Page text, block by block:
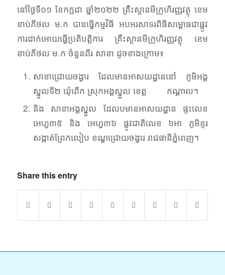
នៅថ្ងៃទី០១ ខែកក្កដា ឆ្នាំ២០២២ គ្រឹះស្ថានមីក្រូហិរញ្ញវត្ថុ ខេម
ខាប់ភីថល ម.ក បានធ្វើកម្មវិធី អបអរសាទរពិធីសម្ពោធជាផ្លូវ
ការដាក់អោយធ្វើប្រតិបត្តិការ គ្រឹះស្ថានមីក្រូហិរញ្ញវត្ថុ ខេម
ខាប់ភីថល ម.ក ចំនួនពីរ សាខា ដូចខាងក្រោម៖
សាខាជ្រោយចង្វារ ដែលមានអាសយដ្ឋាននៅ ភូមិអង្គ
ស្នួលទី២ ឃុំពើក ស្រុកអង្គស្នួល ខេត្ត កណ្តាល។
និង សាខាអង្គស្នួល ដែលបមានអាសយដ្ឋាន ផ្ទះលេខ
អេហ្ខ៣៥ និង អេហ្វ៣៦ ផ្លូវជាតិលេខ ៦អា ភូមិខ្ទរ
សង្កាត់ព្រែកលៀប ខណ្ឌជ្រោយចង្វារ រាជធានីភ្នំពេញ។
Share this entry